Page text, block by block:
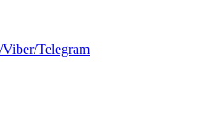
Telegram